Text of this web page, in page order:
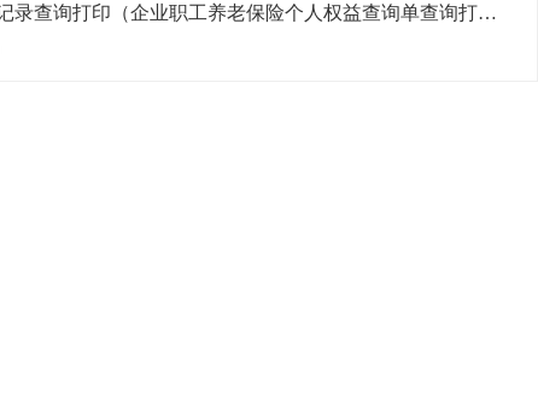
社会保险参保缴费个人权益记录查询打印（企业职工养老保险个人权益查询单查询打印）